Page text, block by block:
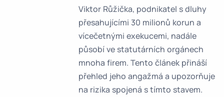
Viktor Růžička, podnikatel s dluhy
přesahujícími 30 milionů korun a
vícečetnými exekucemi, nadále
působí ve statutárních orgánech
mnoha firem. Tento článek přináší
přehled jeho angažmá a upozorňuje
na rizika spojená s tímto stavem.